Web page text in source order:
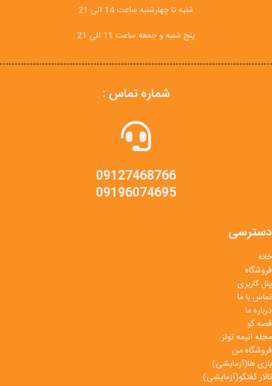
شنبه تا چهارشنبه ساعت 14 الی 21
پنج شنبه و جمعه ساعت 11 الی 21
شماره تماس :
09127468766
09196074695
دسترسی
خانه
فروشگاه
پنل کاربری
تماس با ما
درباره ما
قصه گو
مجله انیمه تولز
فروشگاه من
بازی ها(آزمایشی)
تالار گفتگو(آزمایشی)